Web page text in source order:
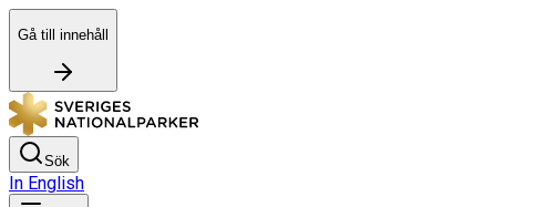
Gå till innehåll
Sök
In English